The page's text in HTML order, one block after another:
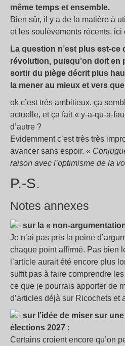
même temps et ensemble.
Bien sûr, il y a de la matière à
et les soulèvements récents, ici
La question n’est plus est-ce
révolution, puisqu’on doit en
sortir du piège décrit plus
la mener au mieux et vers
ok c’est très ambitieux, ça
actuelle, et ça fait « y-a-qu-a-
d’autre ?
Evidemment c’est très très
avancer sans espoir. «
raison avec l’optimisme de la
P.-S.
Notes annexes
sur la « non-
Je n’ai pas pris la peine
chaque point affirmé. Pas bien
l’article aurait été encore plus
suffit pas à faire comprendre
ce que je pourrais apporter de
d’articles déjà sur Ricochets et
sur l’idée de miser sur
élections 2027 :
Certains croient encore qu’on